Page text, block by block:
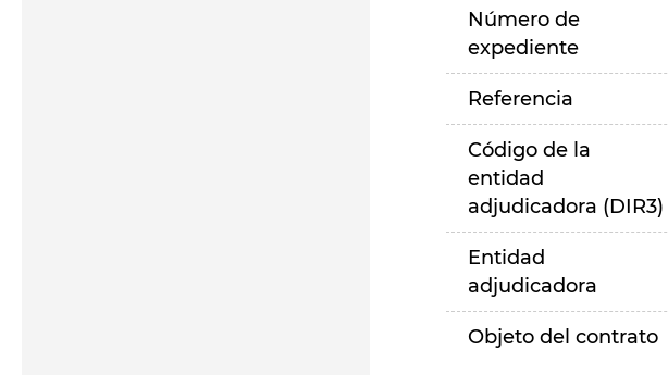
Número de
expediente
Referencia
Código de la
entidad
adjudicadora (DIR3)
Entidad
adjudicadora
Objeto del contrato